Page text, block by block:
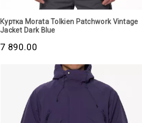
Куртка Morata Tolkien Patchwork Vintage
Jacket Dark Blue
7 890.00